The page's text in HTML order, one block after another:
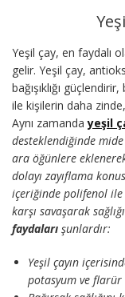
Yeşil çay, en faydalı
gelir. Yeşil çay,
bağışıklığı
ile kişilerin daha
Aynı zamandayeşil
desteklendiğinde
ara öğünlere
dolayı zayıflama
içeriğinde polifenol ile
karşı savaşarak
faydaları şunlardır:
Yeşil çayın
potasyum ve flarür